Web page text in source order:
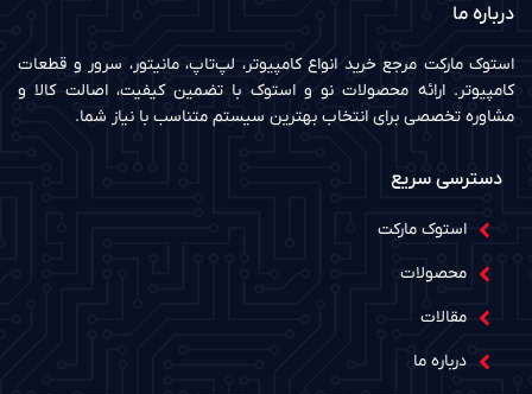
درباره ما
استوک مارکت مرجع خرید انواع کامپیوتر، لپ‌تاپ، مانیتور، سرور و قطعات
کامپیوتر. ارائه محصولات نو و استوک با تضمین کیفیت، اصالت کالا و
مشاوره تخصصی برای انتخاب بهترین سیستم متناسب با نیاز شما.
دسترسی سریع
استوک مارکت
محصولات
مقالات
درباره ما